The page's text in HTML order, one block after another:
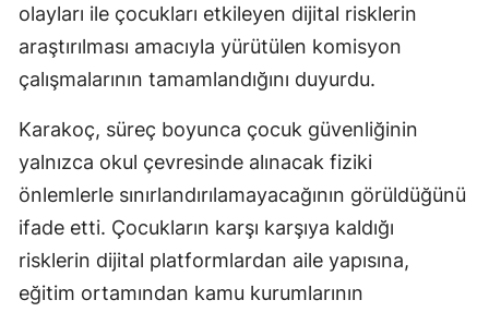
olayları ile çocukları etkileyen dijital risklerin
araştırılması amacıyla yürütülen komisyon
çalışmalarının tamamlandığını duyurdu.
Karakoç, süreç boyunca çocuk güvenliğinin
yalnızca okul çevresinde alınacak fiziki
önlemlerle sınırlandırılamayacağının görüldüğünü
ifade etti. Çocukların karşı karşıya kaldığı
risklerin dijital platformlardan aile yapısına,
eğitim ortamından kamu kurumlarının